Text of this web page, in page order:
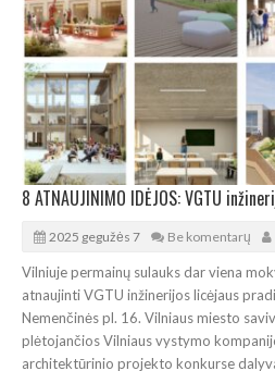
2025 gegužės 7 Be komentarų
Vilniuje permainų sulauks dar viena
atnaujinti VGTU inžinerijos licėjaus
Nemenčinės pl. 16. Vilniaus miesto
plėtojančios Vilniaus vystymo
architektūrinio projekto konkurse